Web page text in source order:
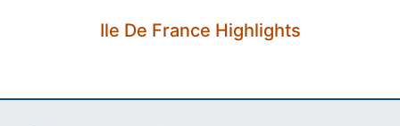
Ile De France Highlights